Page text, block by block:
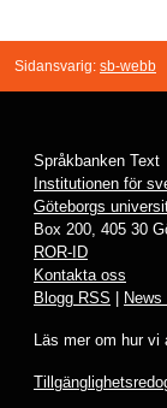
Sidansvarig: sb-webb
Språkbanken Text
Institutionen för
Göteborgs
Box 200, 405 30
ROR-ID
Kontakta oss
Blogg RSS
News
Läs mer om hur vi